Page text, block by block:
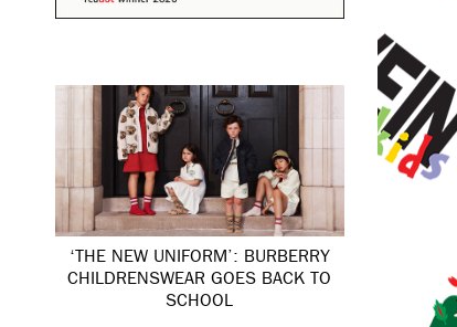
‘THE NEW UNIFORM’: BURBERRY
CHILDRENSWEAR GOES BACK TO
SCHOOL